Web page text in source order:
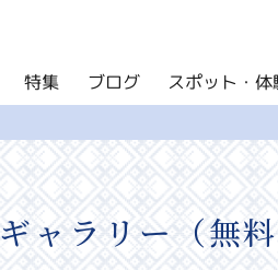
ブ
グ
イ
ア
ャラリー（無
特集 ブログ スポット・体